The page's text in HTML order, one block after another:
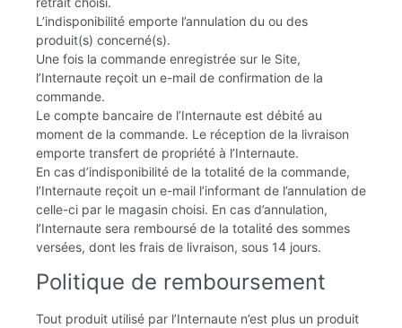
L’indisponibilité emporte l’annulation du ou des
produit(s) concerné(s).
Une fois la commande enregistrée sur le Site,
l’Internaute reçoit un e-mail de confirmation de la
commande.
Le compte bancaire de l’Internaute est débité au
moment de la commande. Le réception de la livraison
emporte transfert de propriété à l’Internaute.
En cas d’indisponibilité de la totalité de la commande,
l’Internaute reçoit un e-mail l’informant de l’annulation de
celle-ci par le magasin choisi. En cas d’annulation,
l’Internaute sera remboursé de la totalité des sommes
versées, dont les frais de livraison, sous 14 jours.
Politique de remboursement
Tout produit utilisé par l’Internaute n’est plus un produit